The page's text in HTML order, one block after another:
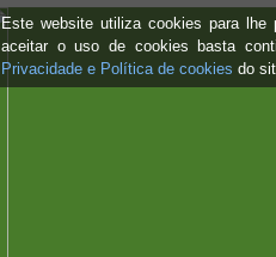
Este website utiliza cookies para lhe
aceitar o uso de cookies basta
Privacidade e Política de cookies do